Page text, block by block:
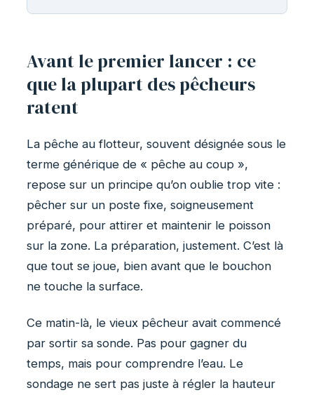
Avant le premier lancer : ce
que la plupart des pêcheurs
ratent
La pêche au flotteur, souvent désignée sous le
terme générique de « pêche au coup »,
repose sur un principe qu’on oublie trop vite :
pêcher sur un poste fixe, soigneusement
préparé, pour attirer et maintenir le poisson
sur la zone. La préparation, justement. C’est là
que tout se joue, bien avant que le bouchon
ne touche la surface.
Ce matin-là, le vieux pêcheur avait commencé
par sortir sa sonde. Pas pour gagner du
temps, mais pour comprendre l’eau. Le
sondage ne sert pas juste à régler la hauteur